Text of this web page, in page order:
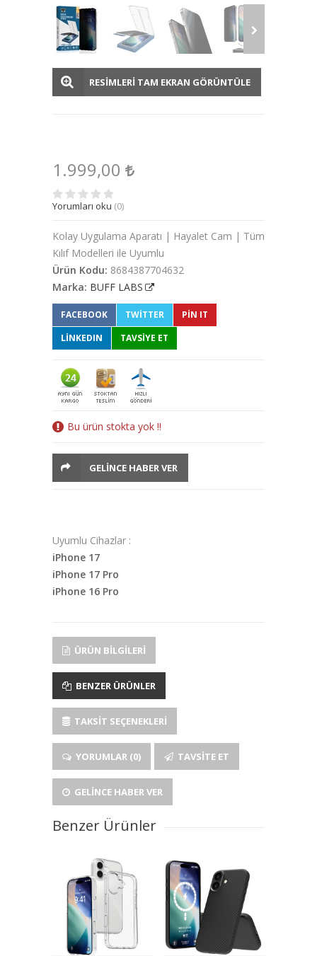
RESİMLERİ TAM EKRAN GÖRÜNTÜLE
1.999,00
Yorumları oku (0)
Kolay Uygulama Aparatı | Hayalet Cam | Tüm
Kılıf Modelleri ile Uyumlu
Ürün Kodu: 8684387704632
Marka: BUFF LABS
FACEBOOK TWITTER
PIN IT
LINKEDIN
TAVSİYE ET
Bu ürün stokta yok !!
GELINCE HABER VER
Uyumlu Cihazlar :
iPhone 17
iPhone 17 Pro
iPhone 16 Pro
ÜRÜN BILGILERI
BENZER ÜRÜNLER
TAKSIT SEÇENEKLERI
YORUMLAR (0) TAVSITE ET
GELINCE HABER VER
Benzer Ürünler